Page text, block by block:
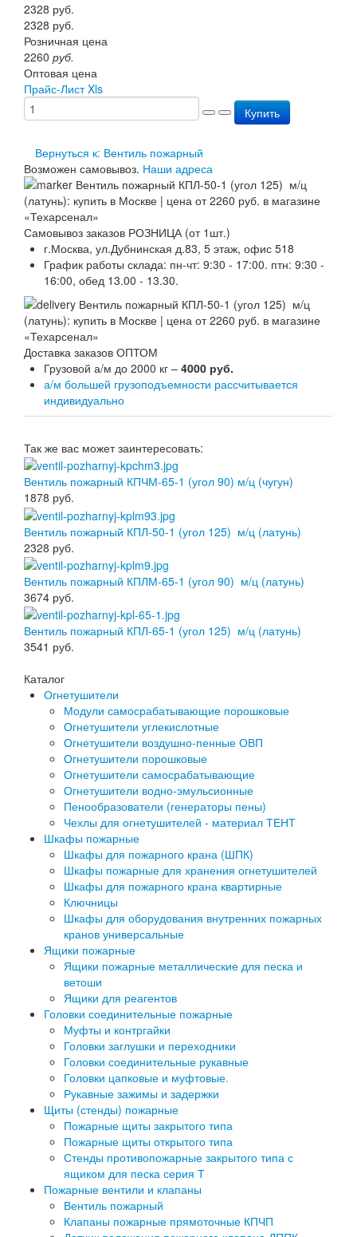
2328 руб.
2328 руб.
Розничная цена
2260 руб.
Оптовая цена
Прайс-Лист Xls
Купить
Вернуться к: Вентиль пожарный
Возможен самовывоз. Наши адреса
Самовывоз заказов РОЗНИЦА (от 1шт.)
г.Москва, ул.Дубнинская д.83, 5 этаж, офис 518
График работы склада: пн-чт: 9:30 - 17:00. птн: 9:30 -
16:00, обед 13.00 - 13.30.
Доставка заказов ОПТОМ
Грузовой а/м до 2000 кг – 4000 руб.
а/м большей грузоподъемности рассчитывается
индивидуально
Так же вас может заинтересовать:
Вентиль пожарный КПЧМ-65-1 (угол 90) м/ц (чугун)
1878 руб.
Вентиль пожарный КПЛ-50-1 (угол 125) м/ц (латунь)
2328 руб.
Вентиль пожарный КПЛМ-65-1 (угол 90) м/ц (латунь)
3674 руб.
Вентиль пожарный КПЛ-65-1 (угол 125) м/ц (латунь)
3541 руб.
Каталог
Огнетушители
Модули самосрабатывающие порошковые
Огнетушители углекислотные
Огнетушители воздушно-пенные ОВП
Огнетушители порошковые
Огнетушители самосрабатывающие
Огнетушители водно-эмульсионные
Пенообразователи (генераторы пены)
Чехлы для огнетушителей - материал ТЕНТ
Шкафы пожарные
Шкафы для пожарного крана (ШПК)
Шкафы пожарные для хранения огнетушителей
Шкафы для пожарного крана квартирные
Ключницы
Шкафы для оборудования внутренних пожарных
кранов универсальные
Ящики пожарные
Ящики пожарные металлические для песка и
ветоши
Ящики для реагентов
Головки соединительные пожарные
Муфты и контргайки
Головки заглушки и переходники
Головки соединительные рукавные
Головки цапковые и муфтовые.
Рукавные зажимы и задержки
Щиты (стенды) пожарные
Пожарные щиты закрытого типа
Пожарные щиты открытого типа
Стенды противопожарные закрытого типа с
ящиком для песка серия Т
Пожарные вентили и клапаны
Вентиль пожарный
Клапаны пожарные прямоточные КПЧП